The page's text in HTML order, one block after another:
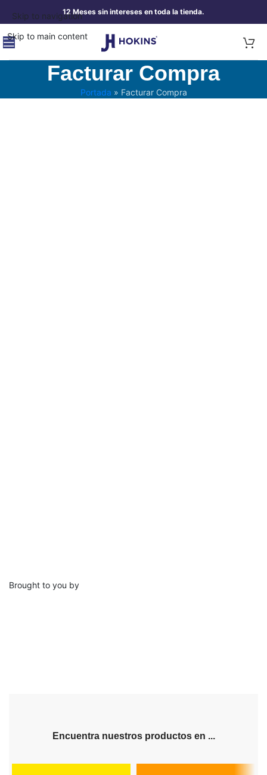
Skip to navigation
Skip to main content
12 Meses sin intereses en toda la tienda.
Facturar Compra
Portada » Facturar Compra
Brought to you by
Encuentra nuestros productos en ...